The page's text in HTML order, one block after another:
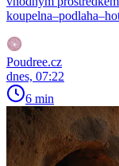
Poudree.cz
dnes, 07:22
6 min